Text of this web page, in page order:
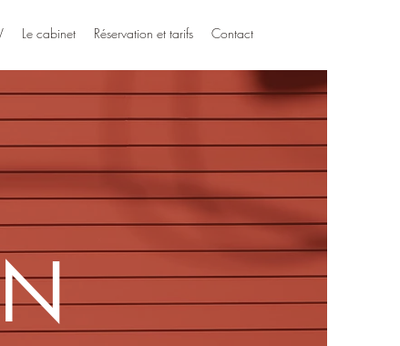
Le cabinet Réservation et tarifs Contact